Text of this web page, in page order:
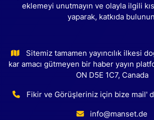
eklemeyi unutmayın ve olayla ilgili
yaparak, katkıda
Sitemiz tamamen yayıncılık ilkesi
kar amacı gütmeyen bir haber yayın
ON D5E 1C7, Canada
Fikir ve Görüşleriniz için bize mail'
info@manset.de